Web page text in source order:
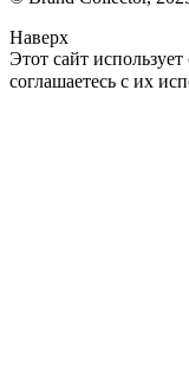
Наверх
Этот сайт
соглашаетесь с их